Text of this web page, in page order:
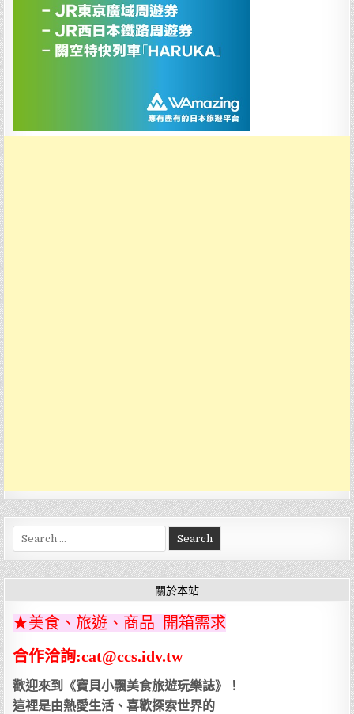
for:
關於本站
★美食、旅遊、商品 開箱需求
合作洽詢:cat@ccs.idv.tw
歡迎來到《寶貝小飄美食旅遊玩樂誌》！
這裡是由熱愛生活、喜歡探索世界的